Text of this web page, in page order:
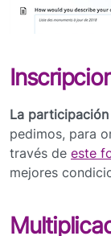
La
pedimos, para
través de este
mejores